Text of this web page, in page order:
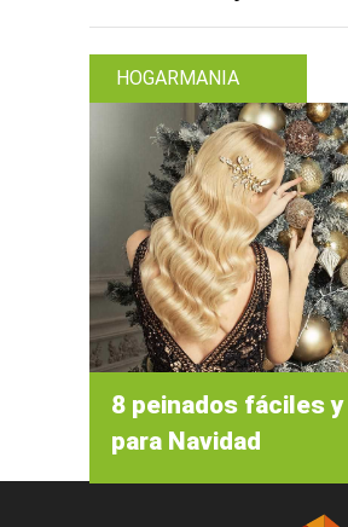
HOGARMANIA
8 peinados fáciles
para Navidad